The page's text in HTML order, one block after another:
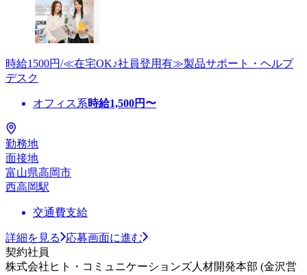
時給1500円/≪在宅OK♪社員登用有≫製品サポート・ヘルプ
デスク
オフィス系時給1,500円〜
勤務地
面接地
富山県高岡市
西高岡駅
交通費支給
詳細を見る
応募画面に進む
契約社員
株式会社ヒト・コミュニケーションズ人材開発本部 (金沢営